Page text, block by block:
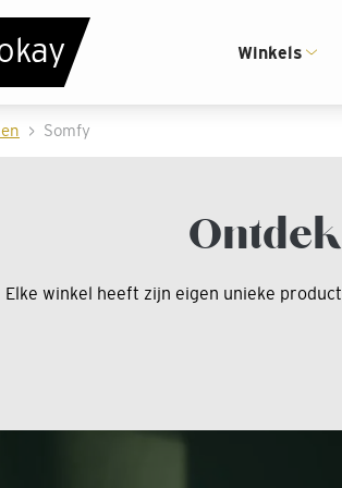
Uitstekende montageservice
kay Winkels
Somfy
Elke winkel heeft zijn eigen unieke